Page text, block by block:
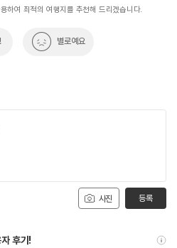
하여 최적의 여행지를 추천해 드리겠습니다.
별로예요
사진 등록
후기!